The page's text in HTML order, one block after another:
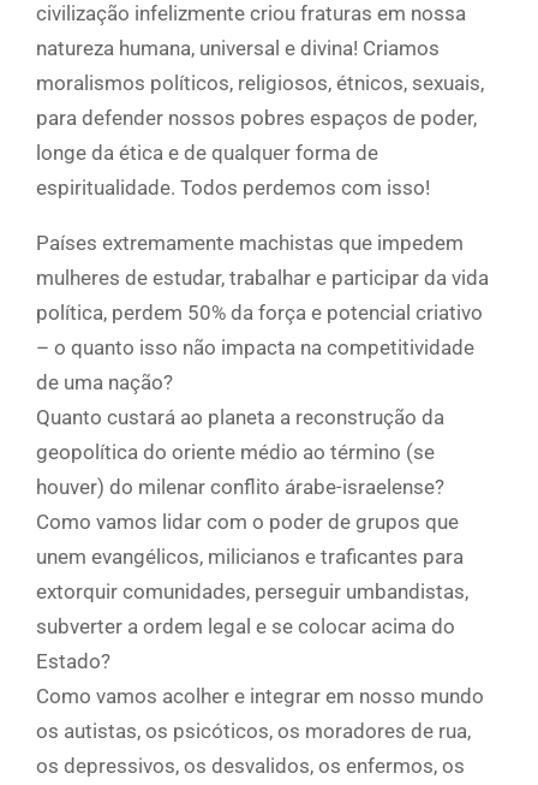
civilização infelizmente criou fraturas em nossa
natureza humana, universal e divina! Criamos
moralismos políticos, religiosos, étnicos, sexuais,
para defender nossos pobres espaços de poder,
longe da ética e de qualquer forma de
espiritualidade. Todos perdemos com isso!
Países extremamente machistas que impedem
mulheres de estudar, trabalhar e participar da vida
política, perdem 50% da força e potencial criativo
– o quanto isso não impacta na competitividade
de uma nação?
Quanto custará ao planeta a reconstrução da
geopolítica do oriente médio ao término (se
houver) do milenar conflito árabe-israelense?
Como vamos lidar com o poder de grupos que
unem evangélicos, milicianos e traficantes para
extorquir comunidades, perseguir umbandistas,
subverter a ordem legal e se colocar acima do
Estado?
Como vamos acolher e integrar em nosso mundo
os autistas, os psicóticos, os moradores de rua,
os depressivos, os desvalidos, os enfermos, os